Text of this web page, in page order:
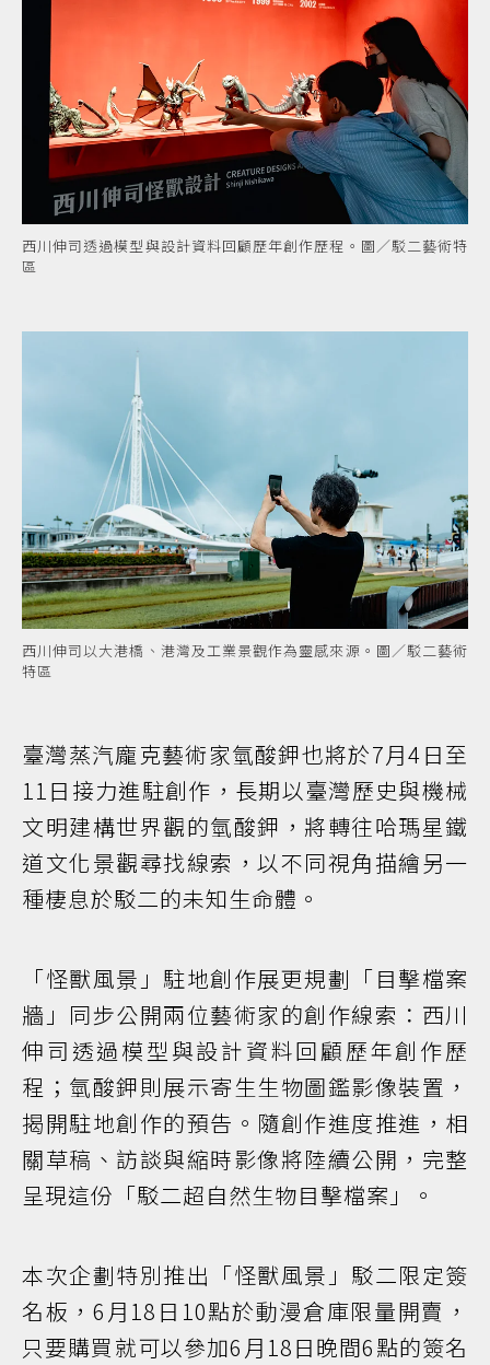
西川伸司透過模型與設計資料回顧歷年創作歷程。圖／駁二藝術特
區
西川伸司以大港橋、港灣及工業景觀作為靈感來源。圖／駁二藝術
特區
臺灣蒸汽龐克藝術家氫酸鉀也將於7月4日至
11日接力進駐創作，長期以臺灣歷史與機械
文明建構世界觀的氫酸鉀，將轉往哈瑪星鐵
道文化景觀尋找線索，以不同視角描繪另一
種棲息於駁二的未知生命體。
「怪獸風景」駐地創作展更規劃「目擊檔案
牆」同步公開兩位藝術家的創作線索：西川
伸司透過模型與設計資料回顧歷年創作歷
程；氫酸鉀則展示寄生生物圖鑑影像裝置，
揭開駐地創作的預告。隨創作進度推進，相
關草稿、訪談與縮時影像將陸續公開，完整
呈現這份「駁二超自然生物目擊檔案」。
本次企劃特別推出「怪獸風景」駁二限定簽
名板，6月18日10點於動漫倉庫限量開賣，
只要購買就可以參加6月18日晚間6點的簽名